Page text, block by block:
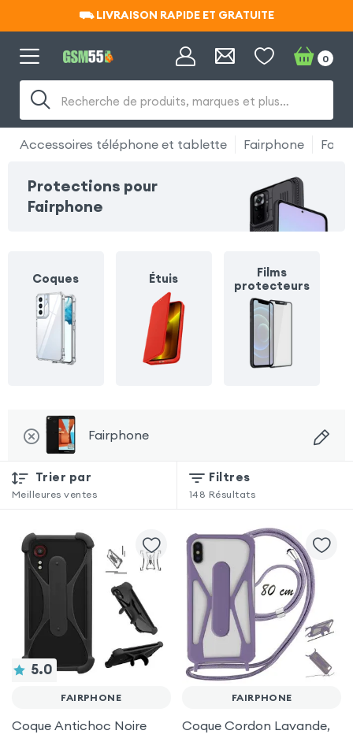
⛟ LIVRAISON RAPIDE ET GRATUITE
⛟ LIVRAISON RAPIDE ET GRATUITE
Recherche de produits, marques et plus…
0
Accessoires téléphone et tablette Fairphone
Protections pour
Fairphone
Coques Étuis
Films
protecteurs
Fairphone
Trier par
Meilleures ventes
Filtres
148 Résultats
5.0
FAIRPHONE
Coque Antichoc Noire
FAIRPHONE
Coque Cordon Lavande,